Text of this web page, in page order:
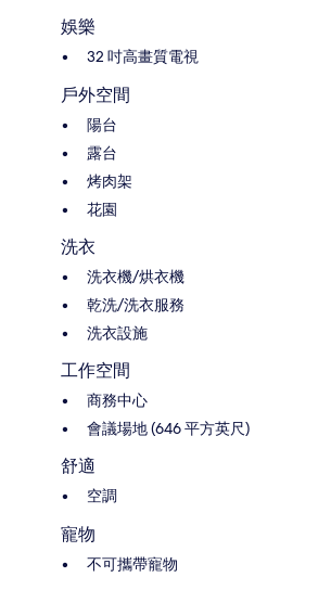
娛樂
32 吋高畫質電視
戶外空間
陽台
露台
烤肉架
花園
洗衣
洗衣機/烘衣機
乾洗/洗衣服務
洗衣設施
工作空間
商務中心
會議場地 (646 平方英尺)
舒適
空調
寵物
不可攜帶寵物